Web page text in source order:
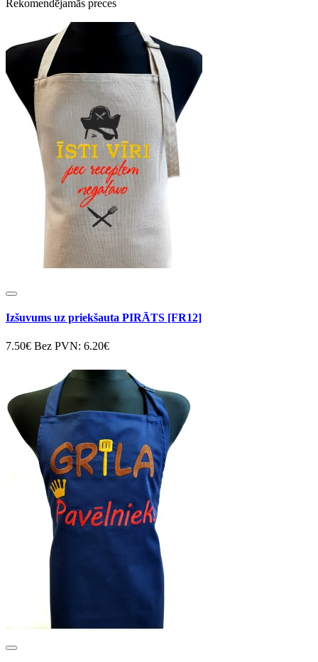
Rekomendējamās preces
Izšuvums uz priekšauta PIRĀTS [FR12]
7.50€ Bez PVN: 6.20€